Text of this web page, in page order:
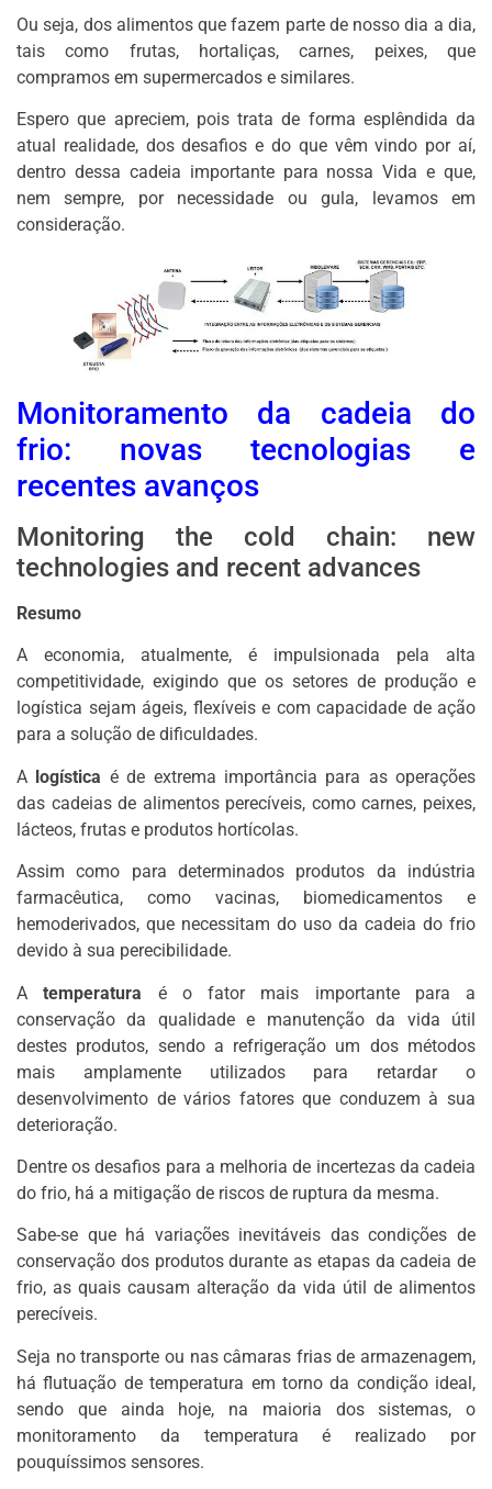
Ou seja, dos alimentos que fazem parte de nosso dia a dia,
tais como frutas, hortaliças, carnes, peixes, que
compramos em supermercados e similares.
Espero que apreciem, pois trata de forma esplêndida da
atual realidade, dos desafios e do que vêm vindo por aí,
dentro dessa cadeia importante para nossa Vida e que,
nem sempre, por necessidade ou gula, levamos em
consideração.
Monitoramento da cadeia do
frio: novas tecnologias e
recentes avanços
Monitoring the cold chain: new
technologies and recent advances
Resumo
A economia, atualmente, é impulsionada pela alta
competitividade, exigindo que os setores de produção e
logística sejam ágeis, flexíveis e com capacidade de ação
para a solução de dificuldades.
A logística é de extrema importância para as operações
das cadeias de alimentos perecíveis, como carnes, peixes,
lácteos, frutas e produtos hortícolas.
Assim como para determinados produtos da indústria
farmacêutica, como vacinas, biomedicamentos e
hemoderivados, que necessitam do uso da cadeia do frio
devido à sua perecibilidade.
Atemperatura é o fator mais importante para a
conservação da qualidade e manutenção da vida útil
destes produtos, sendo a refrigeração um dos métodos
mais amplamente utilizados para retardar o
desenvolvimento de vários fatores que conduzem à sua
deterioração.
Dentre os desafios para a melhoria de incertezas da cadeia
do frio, há a mitigação de riscos de ruptura da mesma.
Sabe-se que há variações inevitáveis das condições de
conservação dos produtos durante as etapas da cadeia de
frio, as quais causam alteração da vida útil de alimentos
perecíveis.
Seja no transporte ou nas câmaras frias de armazenagem,
há flutuação de temperatura em torno da condição ideal,
sendo que ainda hoje, na maioria dos sistemas, o
monitoramento da temperatura é realizado por
pouquíssimos sensores.